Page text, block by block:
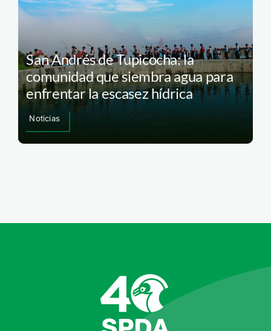
San Andrés de Tupicocha: la
comunidad que siembra agua para
enfrentar la escasez hídrica
Noticias